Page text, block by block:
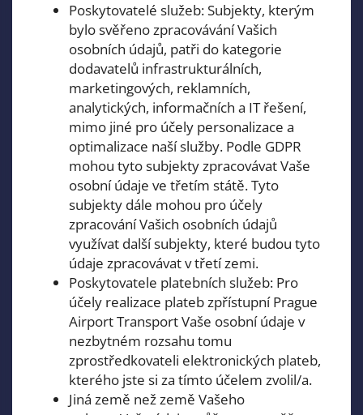
Poskytovatelé služeb: Subjekty, kterým
bylo svěřeno zpracovávání Vašich
osobních údajů, patři do kategorie
dodavatelů infrastrukturálních,
marketingových, reklamních,
analytických, informačních a IT řešení,
mimo jiné pro účely personalizace a
optimalizace naší služby. Podle GDPR
mohou tyto subjekty zpracovávat Vaše
osobní údaje ve třetím státě. Tyto
subjekty dále mohou pro účely
zpracování Vašich osobních údajů
využívat další subjekty, které budou tyto
údaje zpracovávat v třetí zemi.
Poskytovatele platebních služeb: Pro
účely realizace plateb zpřístupní Prague
Airport Transport Vaše osobní údaje v
nezbytném rozsahu tomu
zprostředkovateli elektronických plateb,
kterého jste si za tímto účelem zvolil/a.
Jiná země než země Vašeho